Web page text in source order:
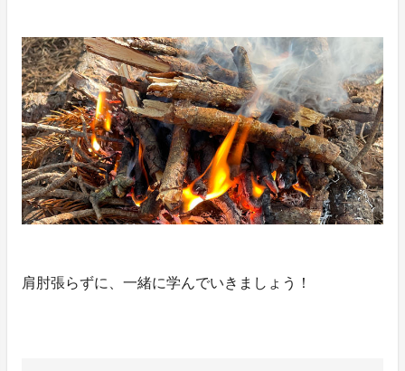
肩肘張らずに、一緒に学んでいきましょう！